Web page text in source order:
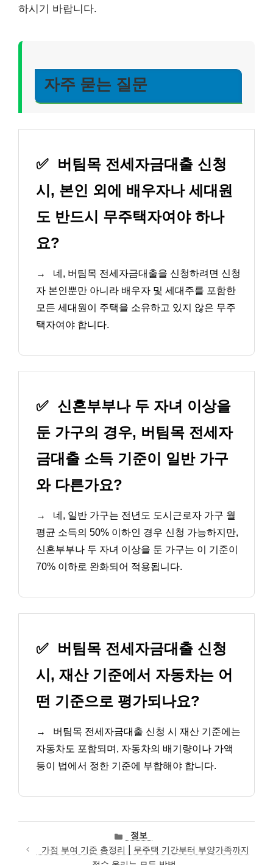
하시기 바랍니다.
자주 묻는 질문
✅
버팀목 전세자금대출 신청
시, 본인 외에 배우자나 세대원
도 반드시 무주택자여야 하나
요?
→
네, 버팀목 전세자금대출을 신청하려면 신청
자 본인뿐만 아니라 배우자 및 세대주를 포함한
모든 세대원이 주택을 소유하고 있지 않은 무주
택자여야 합니다.
✅ 신혼부부나 두 자녀 이상을
둔 가구의 경우, 버팀목 전세자
금대출 소득 기준이 일반 가구
와 다른가요?
→
네, 일반 가구는 전년도 도시근로자 가구 월
평균 소득의 50% 이하인 경우 신청 가능하지만,
신혼부부나 두 자녀 이상을 둔 가구는 이 기준이
70% 이하로 완화되어 적용됩니다.
✅
버팀목 전세자금대출 신청
시, 재산 기준에서 자동차는 어
떤 기준으로 평가되나요?
→
버팀목 전세자금대출 신청 시 재산 기준에는
자동차도 포함되며, 자동차의 배기량이나 가액
등이 법에서 정한 기준에 부합해야 합니다.
카
테
고
정보
가점 부여 기준 총정리 | 무주택 기간부터 부양가족까지